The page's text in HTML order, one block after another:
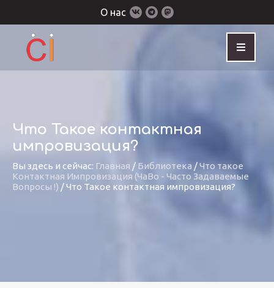
О нас
Что Такое контактная
импровизация?
Вы здесь и сейчас: Главная / Библиотека /Что такое
Контактная Импровизация (ЧаВо - Часто Задаваемые
Вопросы !) /Что Такое контактная импровизация?